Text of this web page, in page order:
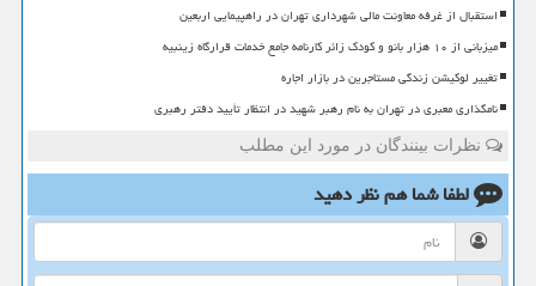
استقبال از غرفه معاونت مالی شهرداری تهران در راهپیمایی اربعین
میزبانی از ۱۰ هزار بانو و کودک زائر کارنامه جامع خدمات قرارگاه زینبیه
تغییر لوکیشن زندگی مستاجرین در بازار اجاره
نامگذاری معبری در تهران به نام رهبر شهید در انتظار تأیید دفتر رهبری
نظرات بینندگان در مورد این مطلب
لطفا شما همنظر دهید